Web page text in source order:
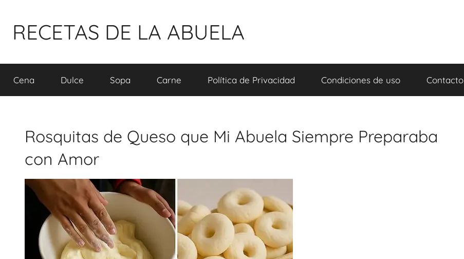
RECETAS DE LA ABUELA
Cena Dulce Sopa Carne Política de Privacidad Condiciones de uso Contacto
Rosquitas de Queso que Mi Abuela Siempre Preparaba
con Amor